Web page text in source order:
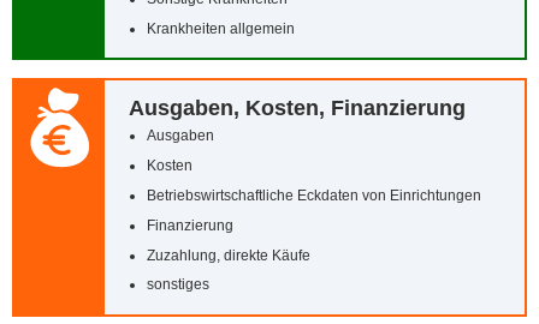
Krankheiten allgemein
Ausgaben, Kosten, Finanzierung
Ausgaben
Kosten
Betriebswirtschaftliche Eckdaten von Einrichtungen
Finanzierung
Zuzahlung, direkte Käufe
sonstiges